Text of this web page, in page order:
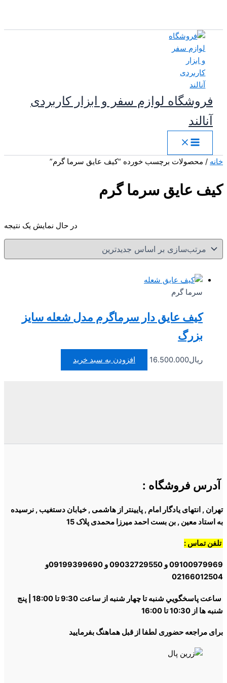
فروشگاه لوازم سفر و ابزار کاربردی
آنالند
خانه / محصولات برچسب خورده “کیف عایق سرما گرم”
کیف عایق سرما گرم
در حال نمایش یک نتیجه
سرما گرم
کیف عایق دار سرماگرم مدل شعله سایز
بزرگ
ریال16.500.000 افزودن به سبد خرید
آدرس فروشگاه :
تهران , انتهای یادگار امام , پایینتر از هاشمی , خیابان دستغیب , نرسیده
به استاد معین , بن بست احمد میرزا محمدی پلاک 15
تلفن تماس :
09100979969 و 09032729550 و 09199399690و
02166012504
ساعت پاسخگويي شنبه تا چهار شنبه از ساعت 9:30 تا 18:00 | پنج
شنبه ها از 10:30 تا 16:00
برای مراجعه حضوری لطفا از قبل هماهنگ بفرمایید